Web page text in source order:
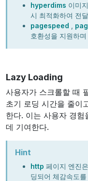
hyperdims 이미
시 최적화하여 전
pagespeed
호환성을 지원하
Lazy Loading
사용자가 스크롤할 때
초기 로딩 시간을 줄이
한다. 이는 사용자 경
데 기여한다.
Hint
http 페이지 엔진
딩되어 체감속도